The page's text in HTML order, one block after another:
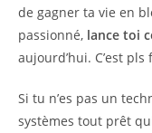
de gagner ta vie en
passionné, lance toi
aujourd’hui. C’est
Si tu n’es pas un
systèmes tout prêt